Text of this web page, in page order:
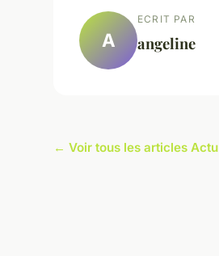
A
ECRIT PAR
angeline
← Voir tous les articles Actu